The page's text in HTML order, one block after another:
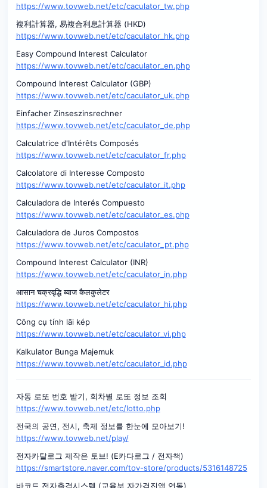
https://www.tovweb.net/etc/caculator_tw.php
複利計算器, 易複合利息計算器 (HKD)
https://www.tovweb.net/etc/caculator_hk.php
Easy Compound Interest Calculator
https://www.tovweb.net/etc/caculator_en.php
Compound Interest Calculator (GBP)
https://www.tovweb.net/etc/caculator_uk.php
Einfacher Zinseszinsrechner
https://www.tovweb.net/etc/caculator_de.php
Calculatrice d'Intérêts Composés
https://www.tovweb.net/etc/caculator_fr.php
Calcolatore di Interesse Composto
https://www.tovweb.net/etc/caculator_it.php
Calculadora de Interés Compuesto
https://www.tovweb.net/etc/caculator_es.php
Calculadora de Juros Compostos
https://www.tovweb.net/etc/caculator_pt.php
Compound Interest Calculator (INR)
https://www.tovweb.net/etc/caculator_in.php
आसान चक्रवृद्धि ब्याज कैलकुलेटर
https://www.tovweb.net/etc/caculator_hi.php
Công cụ tính lãi kép
https://www.tovweb.net/etc/caculator_vi.php
Kalkulator Bunga Majemuk
https://www.tovweb.net/etc/caculator_id.php
자동 로또 번호 받기, 회차별 로또 정보 조회
https://www.tovweb.net/etc/lotto.php
전국의 공연, 전시, 축제 정보를 한눈에 모아보기!
https://www.tovweb.net/play/
전자카탈로그 제작은 토브! (E카다로그 / 전자책)
https://smartstore.naver.com/tov-store/products/5316148725
바코드 전자출결시스템 (교육부 자가검진앱 연동)